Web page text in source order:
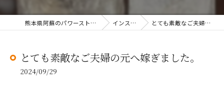
熊本県阿蘇のパワーストーンなら奇跡を呼ぶ店 インスタグラム とても素敵なご夫婦の元へ嫁ぎました。
とても素敵なご夫婦の元へ嫁ぎました。
2024/09/29